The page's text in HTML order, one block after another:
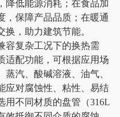
降低能源消耗；在食品加
，保障产品品质；在暖通
，助力建筑节能。
复杂工况下的换热需
适配功能，可根据应用场
汽、酸碱溶液、油气、
应对腐蚀性、粘性、易结
用不同材质的盘管（316L